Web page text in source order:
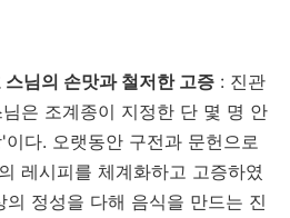
님의 손맛과 철저한 고증 : 진관
은 조계종이 지정한 단 몇 명 안
다. 오랫동안 구전과 문헌으로
레시피를 체계화하고 고증하였
의 정성을 다해 음식을 만드는 진